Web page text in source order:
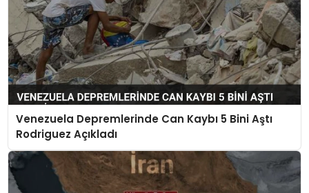
Venezuela Depremlerinde Can Kaybı 5 Bini Aştı
Rodriguez Açıkladı